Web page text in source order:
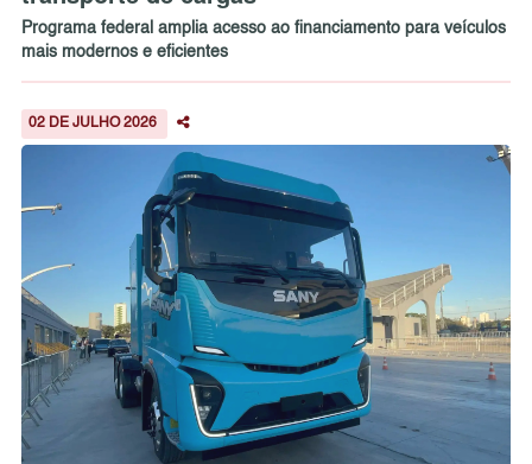
Programa federal amplia acesso ao financiamento para veículos
mais modernos e eficientes
02 DE JULHO 2026